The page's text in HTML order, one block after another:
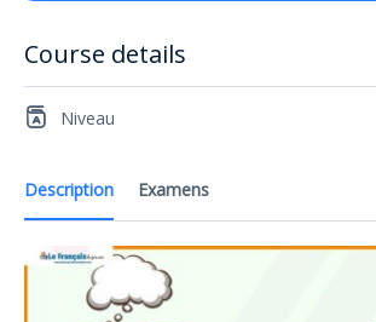
Description Examens
Course details
Niveau